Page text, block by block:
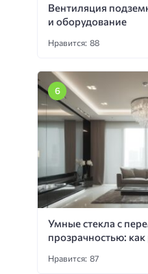
Вентиляция
и оборудование
Нравится: 88
Умные стекла с
прозрачностью:
Нравится: 87